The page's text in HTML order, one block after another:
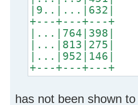
|9..|...|632|
+---+---+---+
|...|764|398|
|...|813|275|
|...|952|146|
+---+---+---+
has not been shown